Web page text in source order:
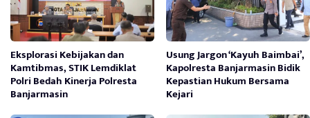
Eksplorasi Kebijakan dan
Kamtibmas, STIK Lemdiklat
Polri Bedah Kinerja Polresta
Banjarmasin
Usung Jargon ‘Kayuh Baimbai’,
Kapolresta Banjarmasin Bidik
Kepastian Hukum Bersama
Kejari